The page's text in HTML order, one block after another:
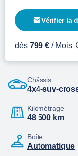
Vérifier la
dès 799 € / Mois
Châssis
4x4-suv-
Kilométrage
48 500 km
Boîte
automatique